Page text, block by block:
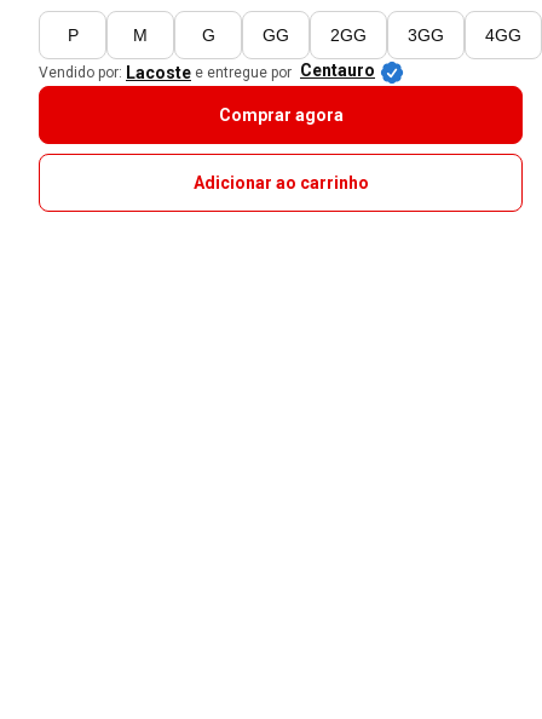
P M G GG 2GG 3GG 4GG
Vendido por: Lacoste e entregue por Centauro
Comprar agora
Adicionar ao carrinho